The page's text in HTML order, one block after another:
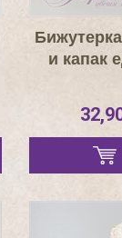
и капак